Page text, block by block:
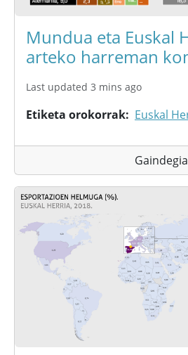
Mundua eta Euskal
arteko harreman
Last updated 3 mins ago
Etiketa orokorrak Euskal